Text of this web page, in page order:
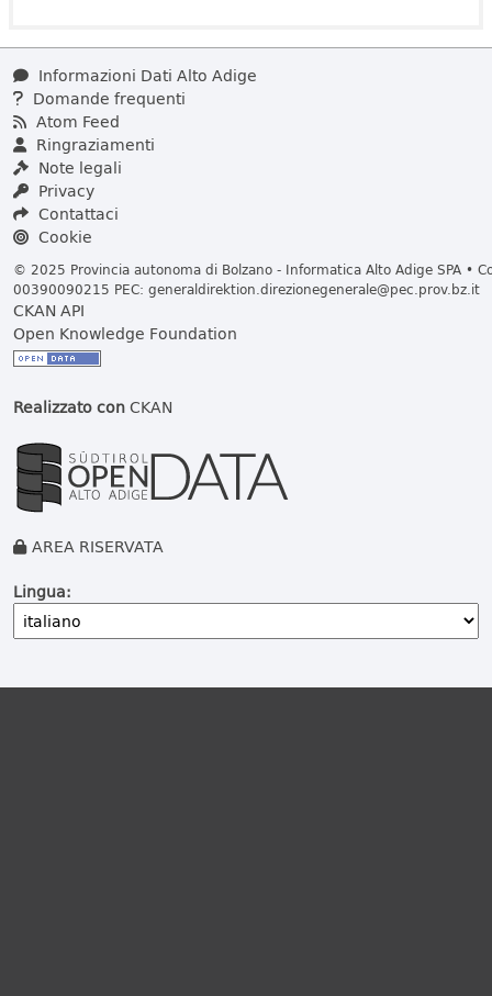
Informazioni Dati Alto Adige
Domande frequenti
Atom Feed
Ringraziamenti
Note legali
Privacy
Contattaci
Cookie
© 2025 Provincia autonoma di Bolzano - Informatica Alto Adige SPA •
00390090215 PEC: generaldirektion.direzionegenerale@pec.prov.bz.it
CKAN API
Open Knowledge Foundation
Realizzato conCKAN
AREA RISERVATA
Lingua